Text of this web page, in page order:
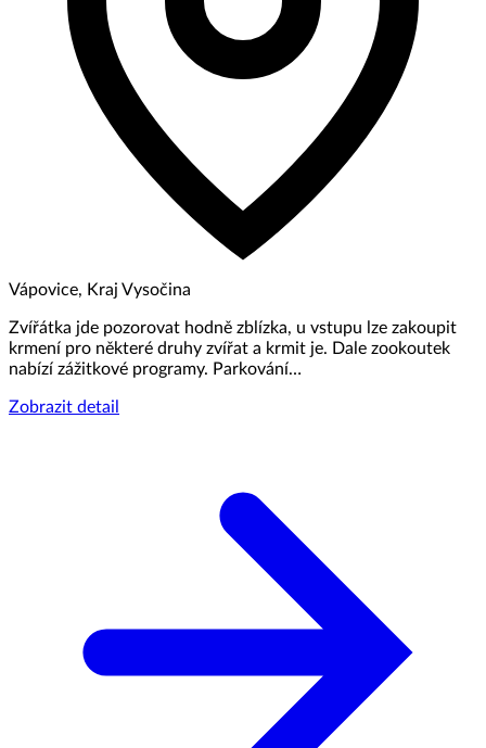
Vápovice, Kraj Vysočina
Zvířátka jde pozorovat hodně zblízka, u vstupu lze zakoupit
krmení pro některé druhy zvířat a krmit je. Dale zookoutek
nabízí zážitkové programy. Parkování…
Zobrazit detail